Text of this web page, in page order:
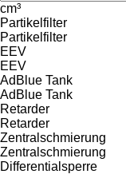
cm³
Partikelfilter
Partikelfilter
EEV
EEV
AdBlue Tank
AdBlue Tank
Retarder
Retarder
Zentralschmierung
Zentralschmierung
Differentialsperre